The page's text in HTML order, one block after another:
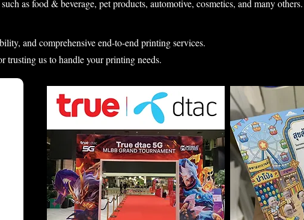
as food & beverage, pet products, automotive, cosmetics, and many others.
and comprehensive end-to-end printing services.
trusting us to handle your printing needs.